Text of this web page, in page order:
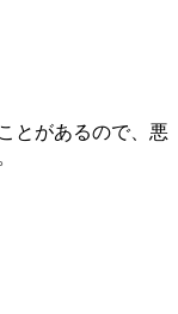
とがあるので、悪